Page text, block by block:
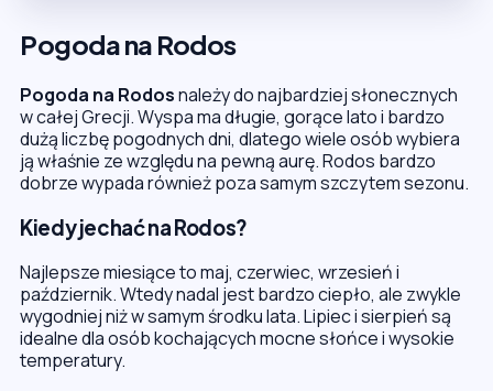
Pogoda na Rodos
Pogoda na Rodosnależy do najbardziej słonecznych
w całej Grecji. Wyspa ma długie, gorące lato i bardzo
dużą liczbę pogodnych dni, dlatego wiele osób wybiera
ją właśnie ze względu na pewną aurę. Rodos bardzo
dobrze wypada również poza samym szczytem sezonu.
Kiedy jechać na Rodos?
Najlepsze miesiące to maj, czerwiec, wrzesień i
październik. Wtedy nadal jest bardzo ciepło, ale zwykle
wygodniej niż w samym środku lata. Lipiec i sierpień są
idealne dla osób kochających mocne słońce i wysokie
temperatury.